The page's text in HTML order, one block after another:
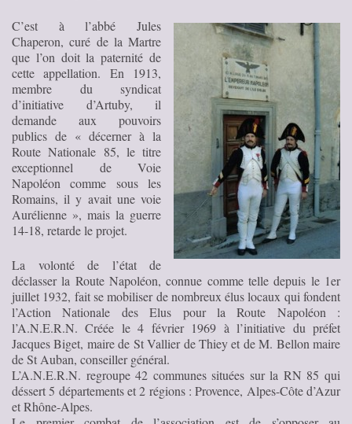
C’est à l’abbé Jules
Chaperon, curé de la Martre
que l’on doit la paternité de
cette appellation. En 1913,
membre du syndicat
d’initiative d’Artuby, il
demande aux pouvoirs
publics de « décerner à la
Route Nationale 85, le titre
exceptionnel de Voie
Napoléon comme sous les
Romains, il y avait une voie
Aurélienne », mais la guerre
14-18, retarde le projet.
La volonté de l’état de
déclasser la Route Napoléon, connue comme telle depuis le 1er
juillet 1932, fait se mobiliser de nombreux élus locaux qui fondent
l’Action Nationale des Elus pour la Route Napoléon :
l’A.N.E.R.N. Créée le 4 février 1969 à l’initiative du préfet
Jacques Biget, maire de St Vallier de Thiey et de M. Bellon maire
de St Auban, conseiller général.
L’A.N.E.R.N. regroupe 42 communes situées sur la RN 85 qui
déssert 5 départements et 2 régions : Provence, Alpes-Côte d’Azur
et Rhône-Alpes.